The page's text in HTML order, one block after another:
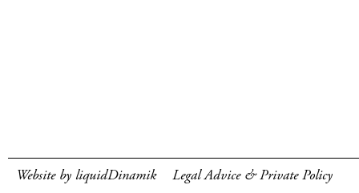
Website by liquidDinamik Legal Advice & Private Policy